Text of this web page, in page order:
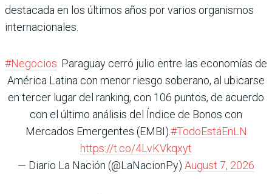
destacada en los últimos años por varios organismos
internacionales.
#Negocios . Paraguay cerró julio entre las economías de
América Latina con menor riesgo soberano, al ubicarse
en tercer lugar del ranking, con 106 puntos, de acuerdo
con el último análisis del Índice de Bonos con
Mercados Emergentes (EMBI).#TodoEstáEnLN
https://t.co/4LvKVkqxyt
— Diario La Nación (@LaNacionPy) August 7, 2026